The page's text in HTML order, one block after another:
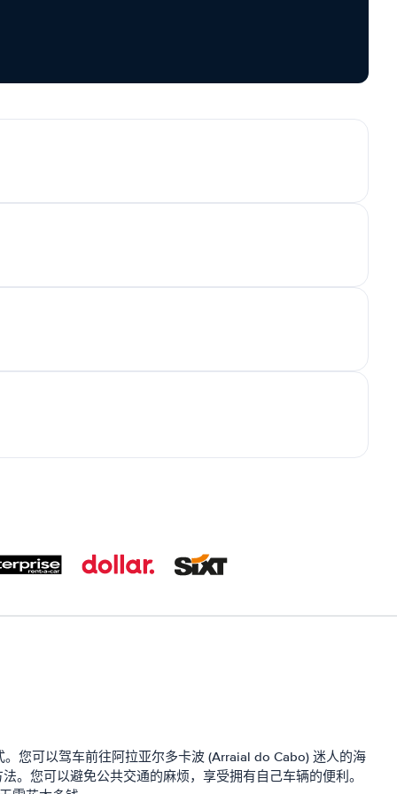
您可以驾车前往阿拉亚尔多卡波 (Arraial do Cabo) 迷人的海
。您可以避免公共交通的麻烦，享受拥有自己车辆的便利。